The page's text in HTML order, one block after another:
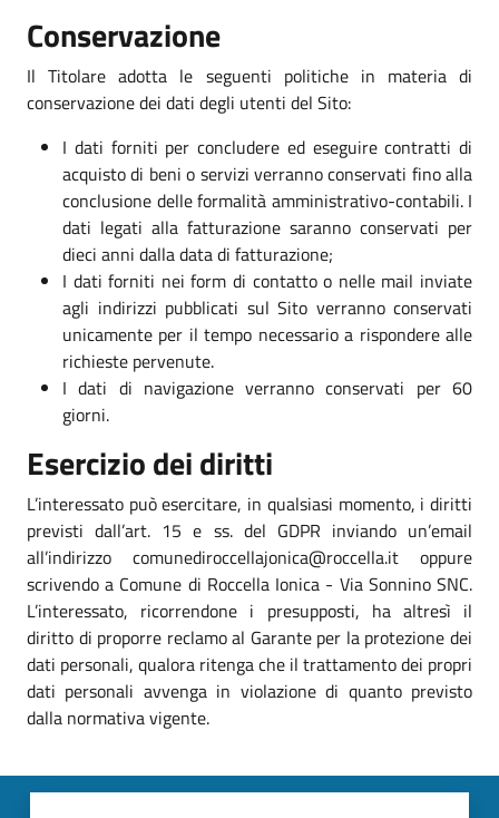
Conservazione
Il Titolare adotta le seguenti politiche in materia di
conservazione dei dati degli utenti del Sito:
I dati forniti per concludere ed eseguire contratti di
acquisto di beni o servizi verranno conservati fino alla
conclusione delle formalità amministrativo-contabili. I
dati legati alla fatturazione saranno conservati per
dieci anni dalla data di fatturazione;
I dati forniti nei form di contatto o nelle mail inviate
agli indirizzi pubblicati sul Sito verranno conservati
unicamente per il tempo necessario a rispondere alle
richieste pervenute.
I dati di navigazione verranno conservati per 60
giorni.
Esercizio dei diritti
L’interessato può esercitare, in qualsiasi momento, i diritti
previsti dall’art. 15 e ss. del GDPR inviando un’email
all’indirizzo comunediroccellajonica@roccella.it oppure
scrivendo a Comune di Roccella Ionica - Via Sonnino SNC.
L’interessato, ricorrendone i presupposti, ha altresì il
diritto di proporre reclamo al Garante per la protezione dei
dati personali, qualora ritenga che il trattamento dei propri
dati personali avvenga in violazione di quanto previsto
dalla normativa vigente.